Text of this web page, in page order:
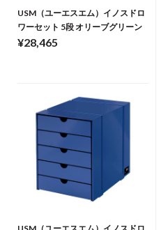
USM（ユーエスエム）イノスドロ
ワーセット 5段 オリーブグリーン
¥28,465